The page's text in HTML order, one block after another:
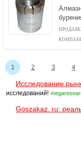
1 2 3 4
Исследование
исследований!
Goszakaz. ru: